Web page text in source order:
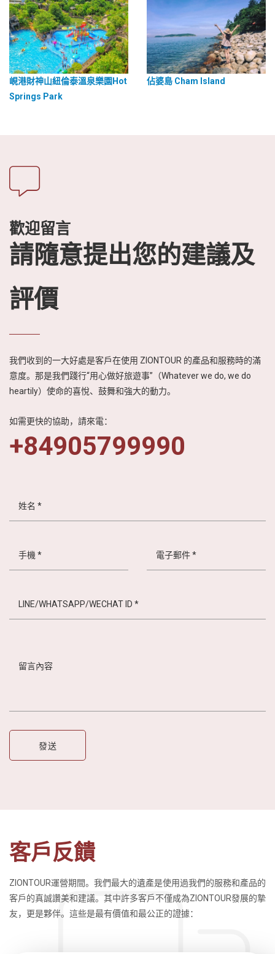
峴港財神山紐倫泰溫泉樂園Hot
Springs Park
佔婆島 Cham Island
歡迎留言
請隨意提出您的建議及
評價
我們收到的一大好處是客戶在使用 ZIONTOUR 的產品和服務時的滿
意度。那是我們踐行“用心做好旅遊事”（Whatever we do, we do
heartily）使命的喜悅、鼓舞和強大的動力。
如需更快的協助，請來電：
+84905799990
客戶反饋
ZIONTOUR運營期間。我們最大的遺產是使用過我們的服務和產品的
客戶的真誠讚美和建議。其中許多客戶不僅成為ZIONTOUR發展的摯
友，更是夥伴。這些是最有價值和最公正的證據：